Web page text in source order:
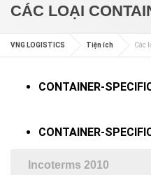
CÁC LOẠI
VNG LOGISTICS Tiện ích Các
CONTAINER-
CONTAINER-
Incoterms 2010